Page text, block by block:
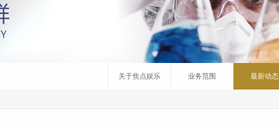
关于焦点娱乐 业务范围 最新动态